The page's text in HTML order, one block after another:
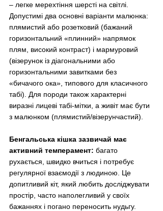
– легке мерехтіння шерсті на світлі.
Допустимі два основні варіанти малюнка:
плямистий або розетковий (бажаний
горизонтальний «плинний» напрямок
плям, високий контраст) і мармуровий
(візерунок із діагональними або
горизонтальними завитками без
«бичачого ока», типового для класичного
табі). Для породи також характерні
виразні лицеві табі-мітки, а живіт має бути
з малюнком (плямистий/візерунчастий).
Бенгальська кішка зазвичай має
активний темперамент: багато
рухається, швидко вчиться і потребує
регулярної взаємодії з людиною. Це
допитливий кіт, який любить досліджувати
простір, часто наполегливий у своїх
бажаннях і погано переносить нудьгу.